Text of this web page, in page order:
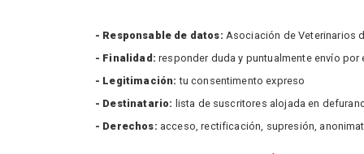
- Responsable de datos: Asociación de Veterinarios
- Finalidad: responder duda y puntualmente envío
- Legitimación: tu consentimento expreso
- Destinatario: lista de suscritores alojada en
- Derechos: acceso, rectificación, supresión,